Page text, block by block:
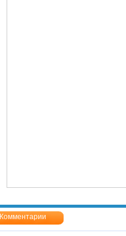
Комментарии